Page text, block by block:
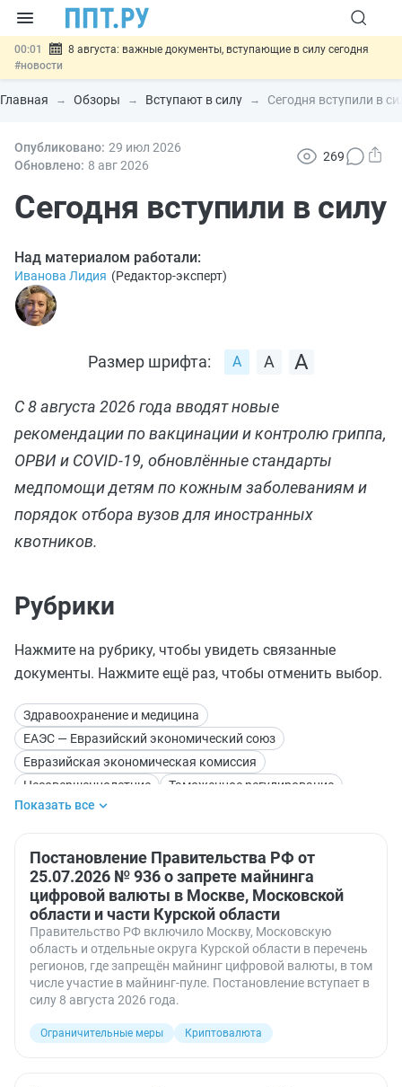
00:01
8 августа: важные документы, вступающие в силу сегодня
#новости
07.08 Подписан закон о блокировке продажи опасных товаров через
«Честный знак»#новости
07.08 Госпошлину за устранение ошибок в документах предлагают
отменить#новости
отношений
Главная Обзоры Вступают в силу Сегодня вступили в
Опубликовано: 29 июл 2026
Обновлено: 8 авг2026
269
Сегодня вступили в силу
Над материалом работали:
Иванова Лидия (Редактор-эксперт)
Размер шрифта:
С 8 августа 2026 года вводят новые
рекомендации по вакцинации и контролю гриппа,
ОРВИ и COVID‑19, обновлённые стандарты
медпомощи детям по кожным заболеваниям и
порядок отбора вузов для иностранных
квотников.
Рубрики
Нажмите на рубрику, чтобы увидеть связанные
документы. Нажмите ещё раз, чтобы отменить выбор.
Здравоохранение и медицина
ЕАЭС — Евразийский экономический союз
Евразийская экономическая комиссия
Несовершеннолетние
Таможенное регулирование
Акцизы
ВЭД — внешнеэкономическая деятельность
Государственная поддержка
Иностранные граждане
Иностранные организации
Использование и охрана недр
Коронавирус
Криптовалюта
Налоговый учет
Ограничительные меры
Профессиональная подготовка
Санитарно-эпидемиологическое благополучие
Показать все
Постановление Правительства РФ от
25.07.2026 № 936 о запрете майнинга
цифровой валюты в Москве, Московской
области и части Курской области
Правительство РФ включило Москву, Московскую
область и отдельные округа Курской области в перечень
регионов, где запрещён майнинг цифровой валюты, в том
числе участие в майнинг-пуле. Постановление вступает в
силу 8 августа 2026 года.
Ограничительные меры Криптовалюта